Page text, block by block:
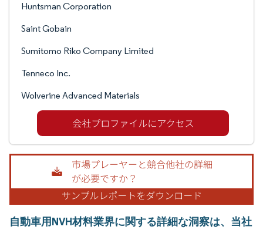
Huntsman Corporation
Saint Gobain
Sumitomo Riko Company Limited
Tenneco Inc.
Wolverine Advanced Materials
自動車用NVH材料業界に関する詳細な洞察は、当社